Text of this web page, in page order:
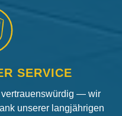
SERVICE
— wir
unserer langjährigen